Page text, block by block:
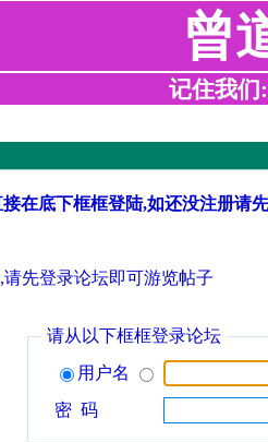
曾
记住我们
在底下框框登陆,如还没注册请
先登录论坛即可游览帖子
请从以下框框登录论坛
用户名
密 码